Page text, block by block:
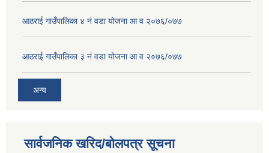
आठराई गाउँपालिका ४ नं वडा योजना आ व २०७६/०७७
आठराई गाउँपालिका ३ नं वडा योजना आ व २०७६/०७७
अन्य
सार्वजनिक खरिद/बोलपत्र सूचना